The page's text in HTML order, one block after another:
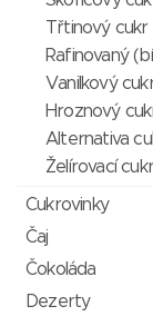
Třtinový cukr
Rafinovaný
Vanilkový
Hroznový
Alternativa
Želírovací cukr
Cukrovinky
Čaj
Čokoláda
Dezerty